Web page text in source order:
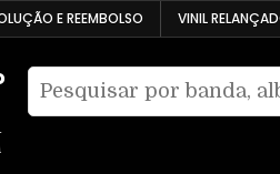
E REEMBOLSO VINIL
Pesquisar
Filtrar